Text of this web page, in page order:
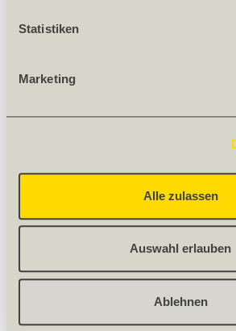
Statistiken
Marketing
Alle zulassen
Auswahl erlauben
Ablehnen
Wir feiern 100 Jahre OLWO AG!
gesamte Betrieb am
geschlossen.
Bitte beachten Sie, dass an diesem Tag
1 2 3 4 5
9 10 11 12 13